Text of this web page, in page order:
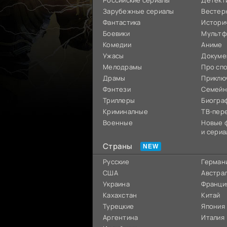
Зарубежные сериалы
Фантастика
Боевики
Комедии
Ужасы
Мелодрамы
Драмы
Фэнтези
Триллеры
Криминалные
Военные
Аниме
Про
ТВ-
Новые
и
Страны
Русские
США
Украина
Кахахстан
Турецкие
Аргентина
Китай
Япония
Италия